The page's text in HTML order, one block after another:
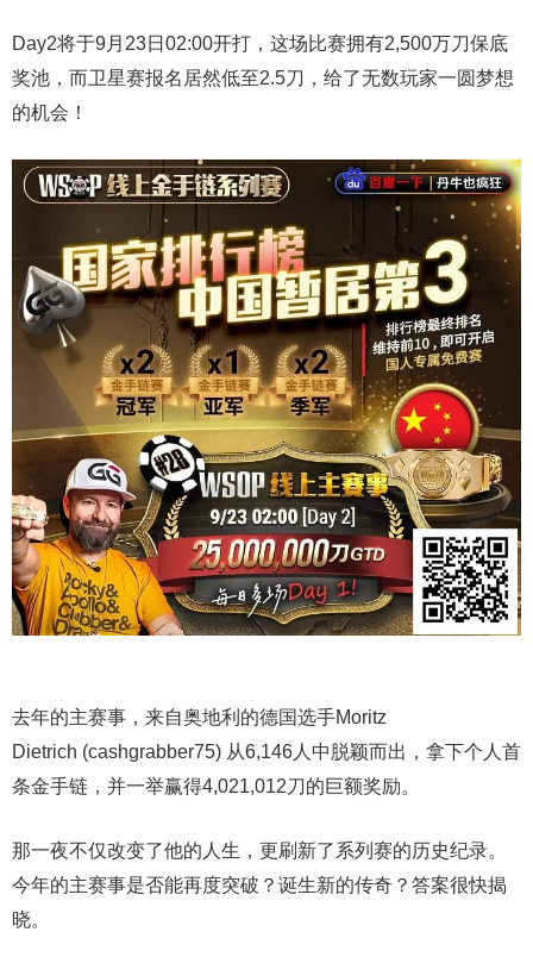
Day2将于9月23日02:00开打，这场比赛拥有2,500万刀保底
奖池，而卫星赛报名居然低至2.5刀，给了无数玩家一圆梦想
的机会！
去年的主赛事，来自奥地利的德国选手Moritz
Dietrich (cashgrabber75) 从6,146人中脱颖而出，拿下个人首
条金手链，并一举赢得4,021,012刀的巨额奖励。
那一夜不仅改变了他的人生，更刷新了系列赛的历史纪录。
今年的主赛事是否能再度突破？诞生新的传奇？答案很快揭
晓。